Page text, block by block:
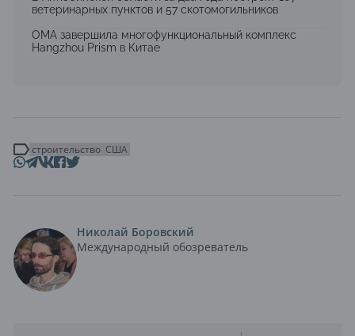
ветеринарных пунктов и 57 скотомогильников
OMA завершила многофункциональный комплекс
Hangzhou Prism в Китае
строительство США
Николай Боровский
Международный обозреватель